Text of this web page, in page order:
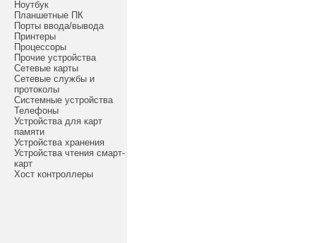
Ноутбук
Планшетные ПК
Порты ввода/вывода
Принтеры
Процессоры
Прочие устройства
Сетевые карты
Сетевые службы и
протоколы
Системные устройства
Телефоны
Устройства для карт
памяти
Устройства хранения
Устройства чтения смарт-
карт
Хост контроллеры